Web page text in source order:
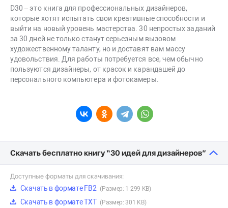
D30 – это книга для профессиональных дизайнеров,
которые хотят испытать свои креативные способности и
выйти на новый уровень мастерства. 30 непростых заданий
за 30 дней не только станут серьезным вызовом
художественному таланту, но и доставят вам массу
удовольствия. Для работы потребуется все, чем обычно
пользуются дизайнеры, от красок и карандашей до
персонального компьютера и фотокамеры.
Скачать бесплатно книгу “30 идей для дизайнеров”
Доступные форматы для скачивания:
Скачать в формате FB2 (Размер: 1 299 KB)
Скачать в формате TXT (Размер: 301 KB)